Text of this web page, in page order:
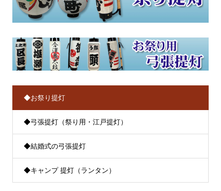
◆お祭り提灯
◆弓張提灯（祭り用・江戸提灯）
◆結婚式の弓張提灯
◆キャンプ 提灯（ランタン）